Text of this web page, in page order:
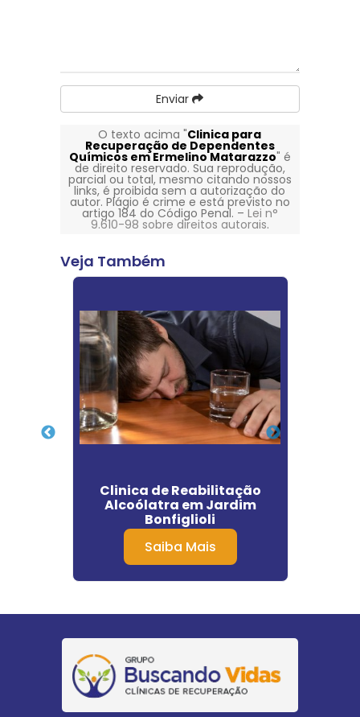
Enviar
O texto acima "Clinica para
Recuperação de Dependentes
Químicos em Ermelino Matarazzo" é
de direito reservado. Sua reprodução,
parcial ou total, mesmo citando nossos
links, é proibida sem a autorização do
autor. Plágio é crime e está previsto no
artigo 184 do Código Penal. – Lei n°
9.610-98 sobre direitos autorais.
Veja Também
Clinica de Reabilitação
Alcoólatra em Jardim
Bonfiglioli
Saiba Mais